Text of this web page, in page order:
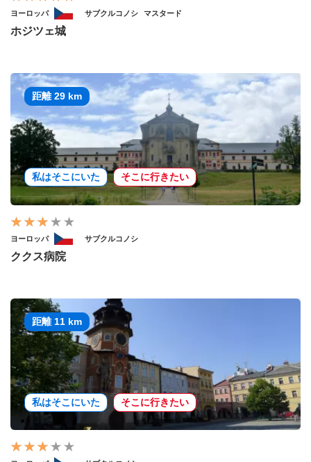
ヨーロッパ サブクルコノシ マスタード
ホジツェ城
距離 29 km
私はそこにいた そこに行きたい
ヨーロッパ サブクルコノシ
ククス病院
距離 11 km
私はそこにいた そこに行きたい